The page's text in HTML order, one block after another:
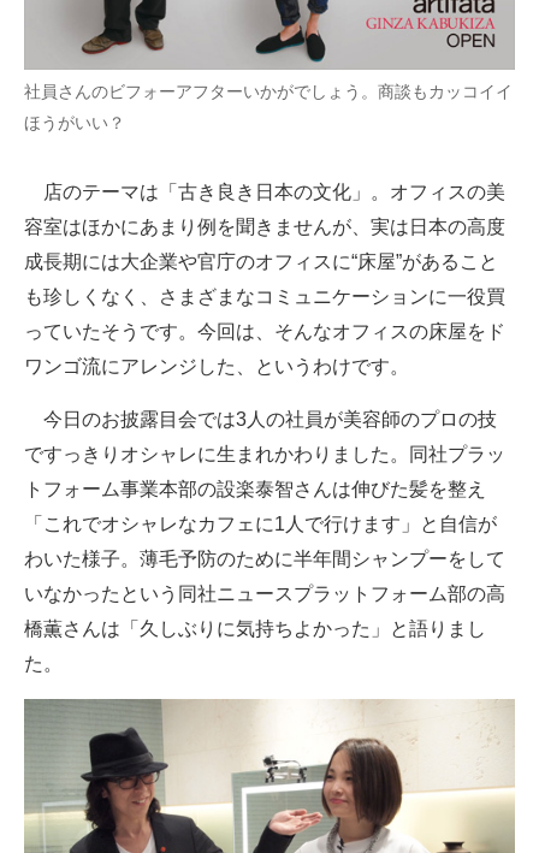
社員さんのビフォーアフターいかがでしょう。商談もカッコイイ
ほうがいい？
店のテーマは「古き良き日本の文化」。オフィスの美
容室はほかにあまり例を聞きませんが、実は日本の高度
成長期には大企業や官庁のオフィスに“床屋”があること
も珍しくなく、さまざまなコミュニケーションに一役買
っていたそうです。今回は、そんなオフィスの床屋をド
ワンゴ流にアレンジした、というわけです。
今日のお披露目会では3人の社員が美容師のプロの技
ですっきりオシャレに生まれかわりました。同社プラッ
トフォーム事業本部の設楽泰智さんは伸びた髪を整え
「これでオシャレなカフェに1人で行けます」と自信が
わいた様子。薄毛予防のために半年間シャンプーをして
いなかったという同社ニュースプラットフォーム部の高
橋薫さんは「久しぶりに気持ちよかった」と語りまし
た。